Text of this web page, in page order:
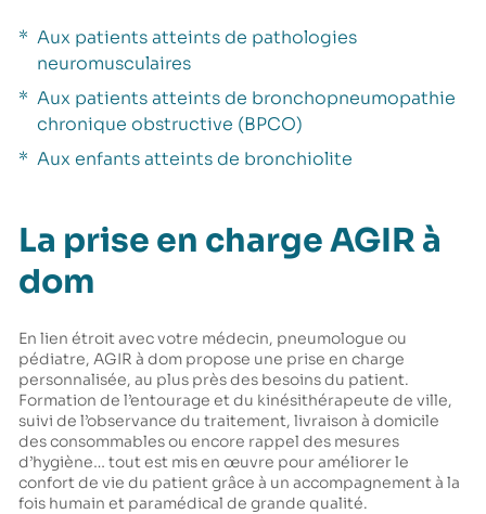
Aux patients atteints de pathologies
neuromusculaires
Aux patients atteints de bronchopneumopathie
chronique obstructive (BPCO)
Aux enfants atteints de bronchiolite
La prise en charge AGIR à
dom
En lien étroit avec votre médecin, pneumologue ou
pédiatre, AGIR à dom propose une prise en charge
personnalisée, au plus près des besoins du patient.
Formation de l’entourage et du kinésithérapeute de ville,
suivi de l’observance du traitement, livraison à domicile
des consommables ou encore rappel des mesures
d’hygiène… tout est mis en œuvre pour améliorer le
confort de vie du patient grâce à un accompagnement à la
fois humain et paramédical de grande qualité.